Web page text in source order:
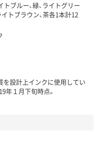
トブルー、緑、ライトグリー
イトブラウン、茶各1本計12
を設計上インクに使用してい
年１月下旬時点。